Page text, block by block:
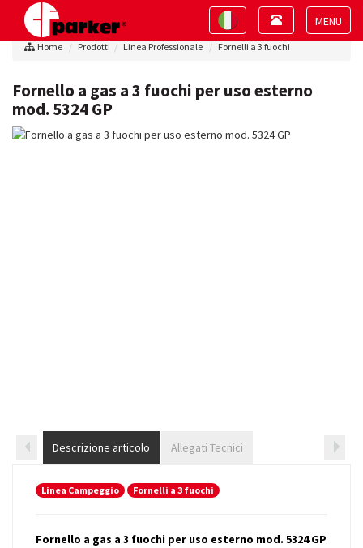
Toggle
Toggle
navigation
Toggle
navigation
Home Prodotti Linea Professionale Fornelli a 3 fuochi
Fornello a gas a 3 fuochi per uso esterno
mod. 5324 GP
Descrizione articolo Allegati Tecnici
Linea Campeggio Fornelli a 3 fuochi
Fornello a gas a 3 fuochi per uso esterno mod. 5324 GP